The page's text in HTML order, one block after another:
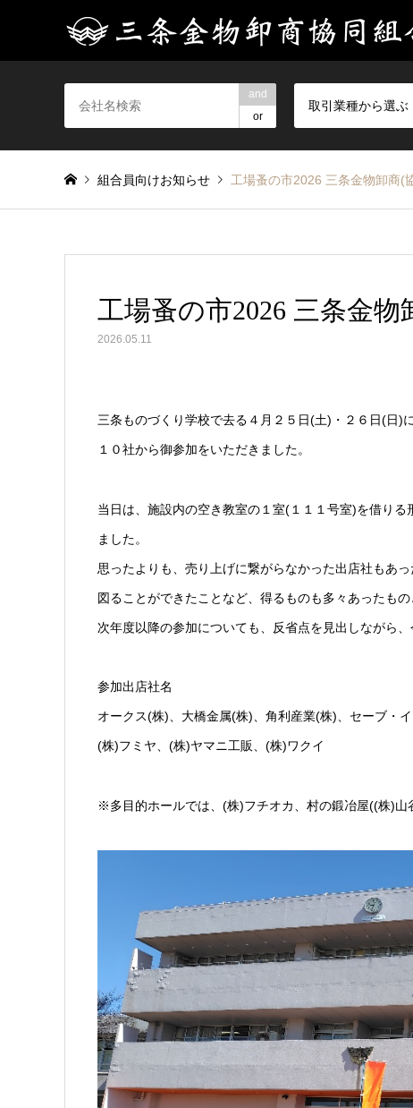
and
or
取引業種から選ぶ
組合員向けお知らせ 工場蚤の市2026 三条金物卸商(
工場蚤の市2026 三条金
2026.05.11
三条ものづくり学校で去る４月２５日(土)・２６日(日)
１０社から御参加をいただきました。
当日は、施設内の空き教室の１室(１１１号室)を借り
ました。
思ったよりも、売り上げに繋がらなかった出店社もあ
図ることができたことなど、得るものも多々あったもの
次年度以降の参加についても、反省点を見出しながら
参加出店社名
オークス(株)、大橋金属(株)、角利産業(株)、セーブ・
(株)フミヤ、(株)ヤマニ工販、(株)ワクイ
※多目的ホールでは、(株)フチオカ、村の鍛冶屋((株)山